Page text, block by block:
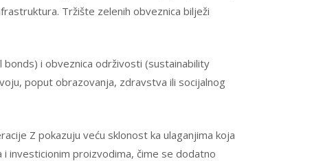
Tržište zelenih obveznica bilježi
i obveznica održivosti (sustainability
poput obrazovanja, zdravstva ili socijalnog
Z pokazuju veću sklonost ka ulaganjima koja
investicionim proizvodima, čime se dodatno